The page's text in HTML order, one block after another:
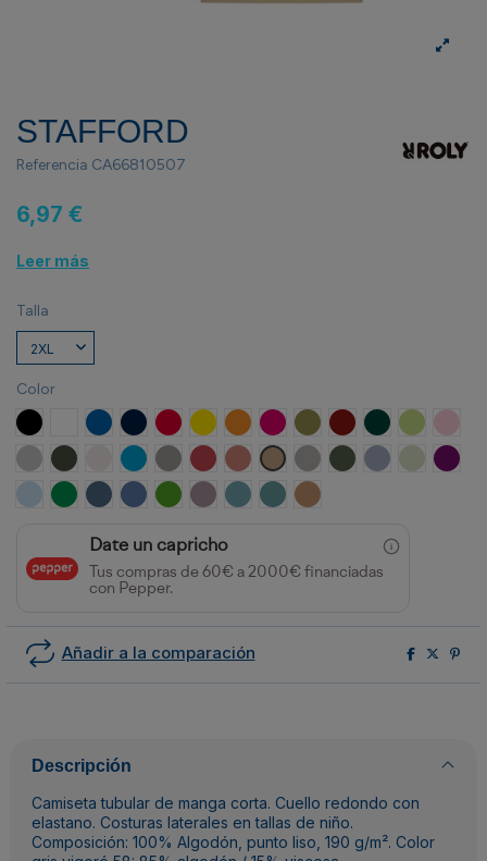
STAFFORD
Referencia CA66810507
6,97 €
Leer más
Talla
Color
NEGRO BLANCOROYAL MARINOROJO AMARILLONARANJAROSETONVERDE MILITAR
GRANATEVERDE BOTELLA
VERDE
GRIS VIGOREPLOMO OSCURO
BLANCO VINTAGE
TURQUESA
OPALO ROJO CRISANTEMO
NARANJA CLAY
ARENA GRIS PIEDRAVERDE AVENTURA
AZUL ZENVERDE
CELESTEVERDE KELLY
AZUL DENIMAZUL RIVIERA
VERDE GRASS
LAVANDAAZUL LAVADO
AZUL DUSTYNARANJA GREEK
Date un capricho
Tus compras de 60€ a 2000€ financiadas
con Pepper.
Añadir a la comparación
Descripción
Camiseta tubular de manga corta. Cuello redondo con
elastano. Costuras laterales en tallas de niño.
Composición: 100% Algodón, punto liso, 190 g/m². Color